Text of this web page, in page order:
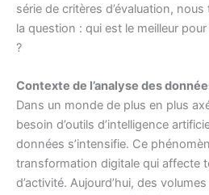
série de critères d’évaluation,
la question : qui est le meilleur
?
Contexte de l’analyse des
Dans un monde de plus en plus
besoin d’outils d’intelligence
données s’intensifie. Ce
transformation digitale qui affecte
d’activité. Aujourd’hui, des